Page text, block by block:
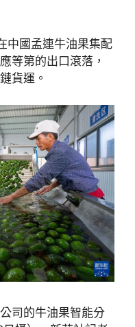
中國孟連牛油果集配
等第的出口滾落，
貨運。
司的牛油果智能分